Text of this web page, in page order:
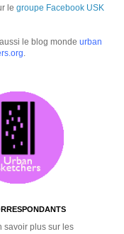
le groupe Facebook USK
le blog monde urban
savoir plus sur les